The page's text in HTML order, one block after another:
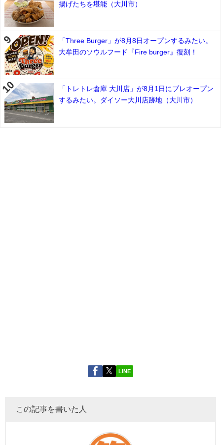
揚げたちを堪能（大川市）
「Three Burger」が8月8日オープンするみたい。
大牟田のソウルフード『Fire burger』復刻！
「トレトレ倉庫 大川店」が8月1日にプレオープン
するみたい。ダイソー大川店跡地（大川市）
LINE
この記事を書いた人